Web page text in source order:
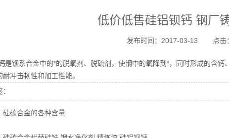
低价低售硅铝钡钙 钢厂
发布时间：2017-03-13 点击
是钡系合金中的*的脱氧剂 、 脱硫剂 ，使钢中的氧降到*，同时形成的含钙
耐冲击韧性和加工性能。
硅碳合金的各种含量